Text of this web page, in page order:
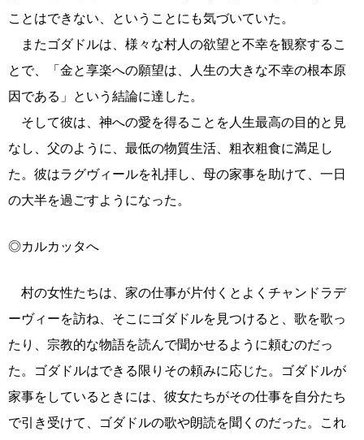
ことはできない、ということにも気づいていた。
またゴダドルは、様々な村人の欲望と不幸を観察するこ
とで、「金と享楽への願望は、人生の大きな不幸の根本原
因である」という結論に達した。
そして彼は、神への愛を得ることを人生最高の目的と見
なし、父のように、最低の物質生活、粗衣粗食に満足し
た。彼はラグヴィールを礼拝し、母の家事を助けて、一日
の大半を過ごすようになった。
◎カルカッタへ
村の女性たちは、家の仕事が片付くとよくチャンドラデ
ーヴィーを訪ね、そこにゴダドルを見つけると、歌を歌っ
たり、宗教的な物語を読んで聞かせるように頼むのだっ
た。ゴダドルはできる限りその頼みに応じた。ゴダドルが
家事をしているときには、彼女たちがその仕事を自分たち
で引き受けて、ゴダドルの歌や朗読を聞くのだった。これ